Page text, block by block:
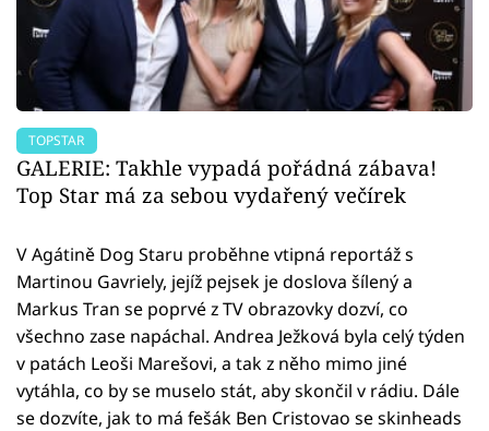
TOPSTAR
GALERIE: Takhle vypadá pořádná zábava!
Top Star má za sebou vydařený večírek
V Agátině Dog Staru proběhne vtipná reportáž s
Martinou Gavriely, jejíž pejsek je doslova šílený a
Markus Tran se poprvé z TV obrazovky dozví, co
všechno zase napáchal. Andrea Ježková byla celý týden
v patách Leoši Marešovi, a tak z něho mimo jiné
vytáhla, co by se muselo stát, aby skončil v rádiu. Dále
se dozvíte, jak to má fešák Ben Cristovao se skinheads